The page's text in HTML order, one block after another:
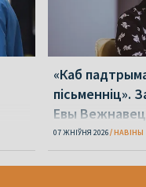
«Каб
пісьменніц».
Евы Вежнавец
07 ЖНІЎНЯ 2026 НАВІНЫ